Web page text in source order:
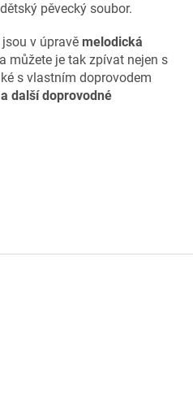
pěvecký soubor.
v úpravě melodická
a můžete je tak zpívat nejen s
s vlastním doprovodem
další doprovodné